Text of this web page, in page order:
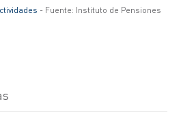
- Fuente: Instituto de Pensiones